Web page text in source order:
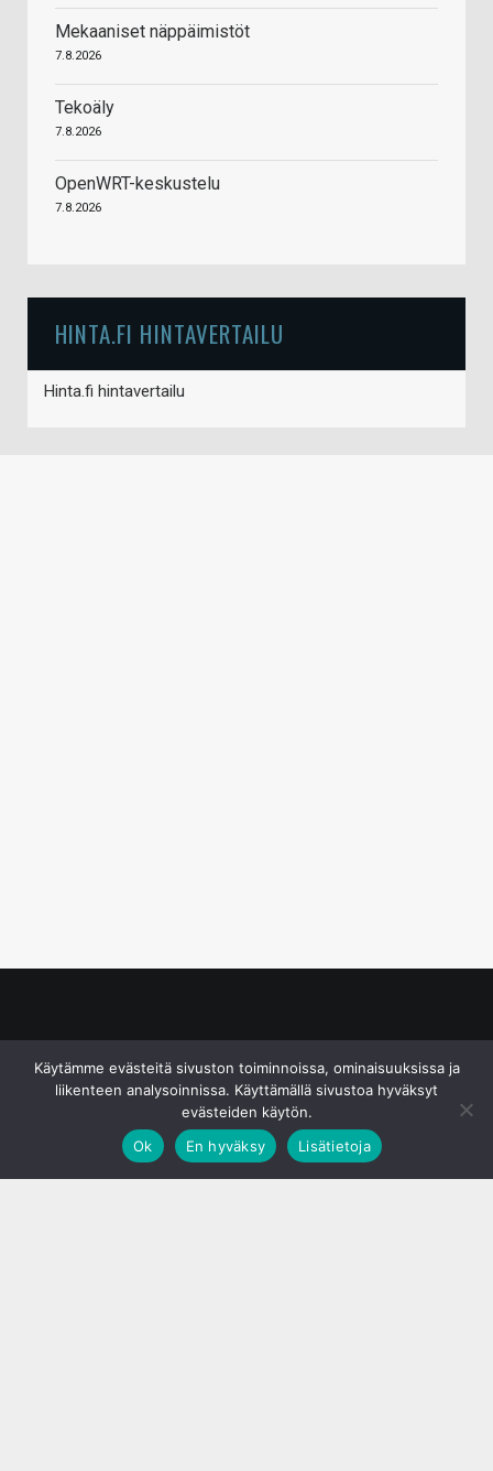
Mekaaniset näppäimistöt
7.8.2026
Tekoäly
7.8.2026
OpenWRT-keskustelu
7.8.2026
HINTA.FI HINTAVERTAILU
Hinta.fi hintavertailu
Käytämme evästeitä sivuston toiminnoissa, ominaisuuksissa ja
liikenteen analysoinnissa. Käyttämällä sivustoa hyväksyt
evästeiden käytön.
Ok
En hyväksy Lisätietoja